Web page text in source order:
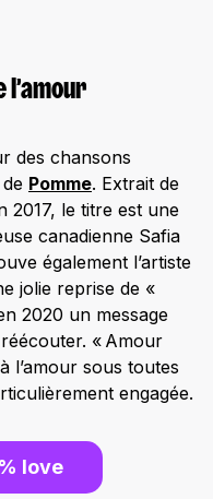
l’amour
des chansons
Pomme. Extrait de
2017, le titre est une
canadienne Safia
également l’artiste
jolie reprise de «
2020 un message
« Amour
l’amour sous toutes
engagée.
love